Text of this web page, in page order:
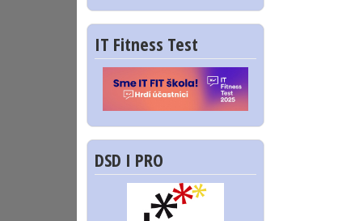
IT Fitness Test
DSD I PRO